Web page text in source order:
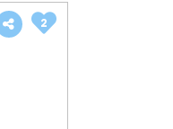
2